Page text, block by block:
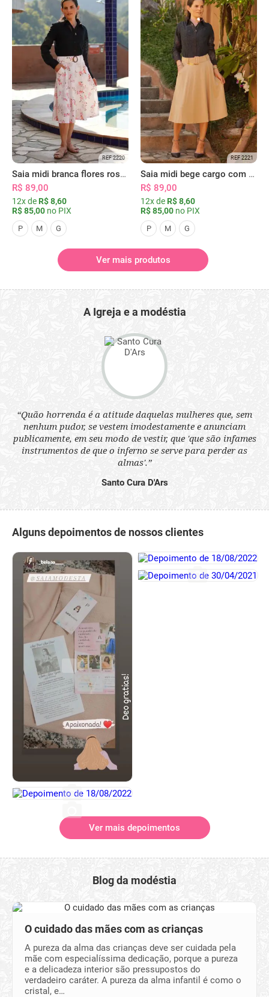
REF 2220
Saia midi branca flores rosas com bolsos
R$ 89,00
12x de R$ 8,60
R$ 85,00 no PIX
P M G
REF 2221
Saia midi bege cargo com bolsos
R$ 89,00
12x de R$ 8,60
R$ 85,00 no PIX
P M G
Ver mais produtos
A Igreja e a modéstia
“Quão horrenda é a atitude daquelas mulheres que, sem
nenhum pudor, se vestem imodestamente e anunciam
publicamente, em seu modo de vestir, que 'que são infames
instrumentos de que o inferno se serve para perder as
almas'.”
Santo Cura D'Ars
Alguns depoimentos de nossos clientes
Ver mais depoimentos
Blog da modéstia
O cuidado das mães com as crianças
A pureza da alma das crianças deve ser cuidada pela
mãe com especialíssima dedicação, porque a pureza
e a delicadeza interior são pressupostos do
verdadeiro caráter. A pureza da alma infantil é como o
cristal, e…